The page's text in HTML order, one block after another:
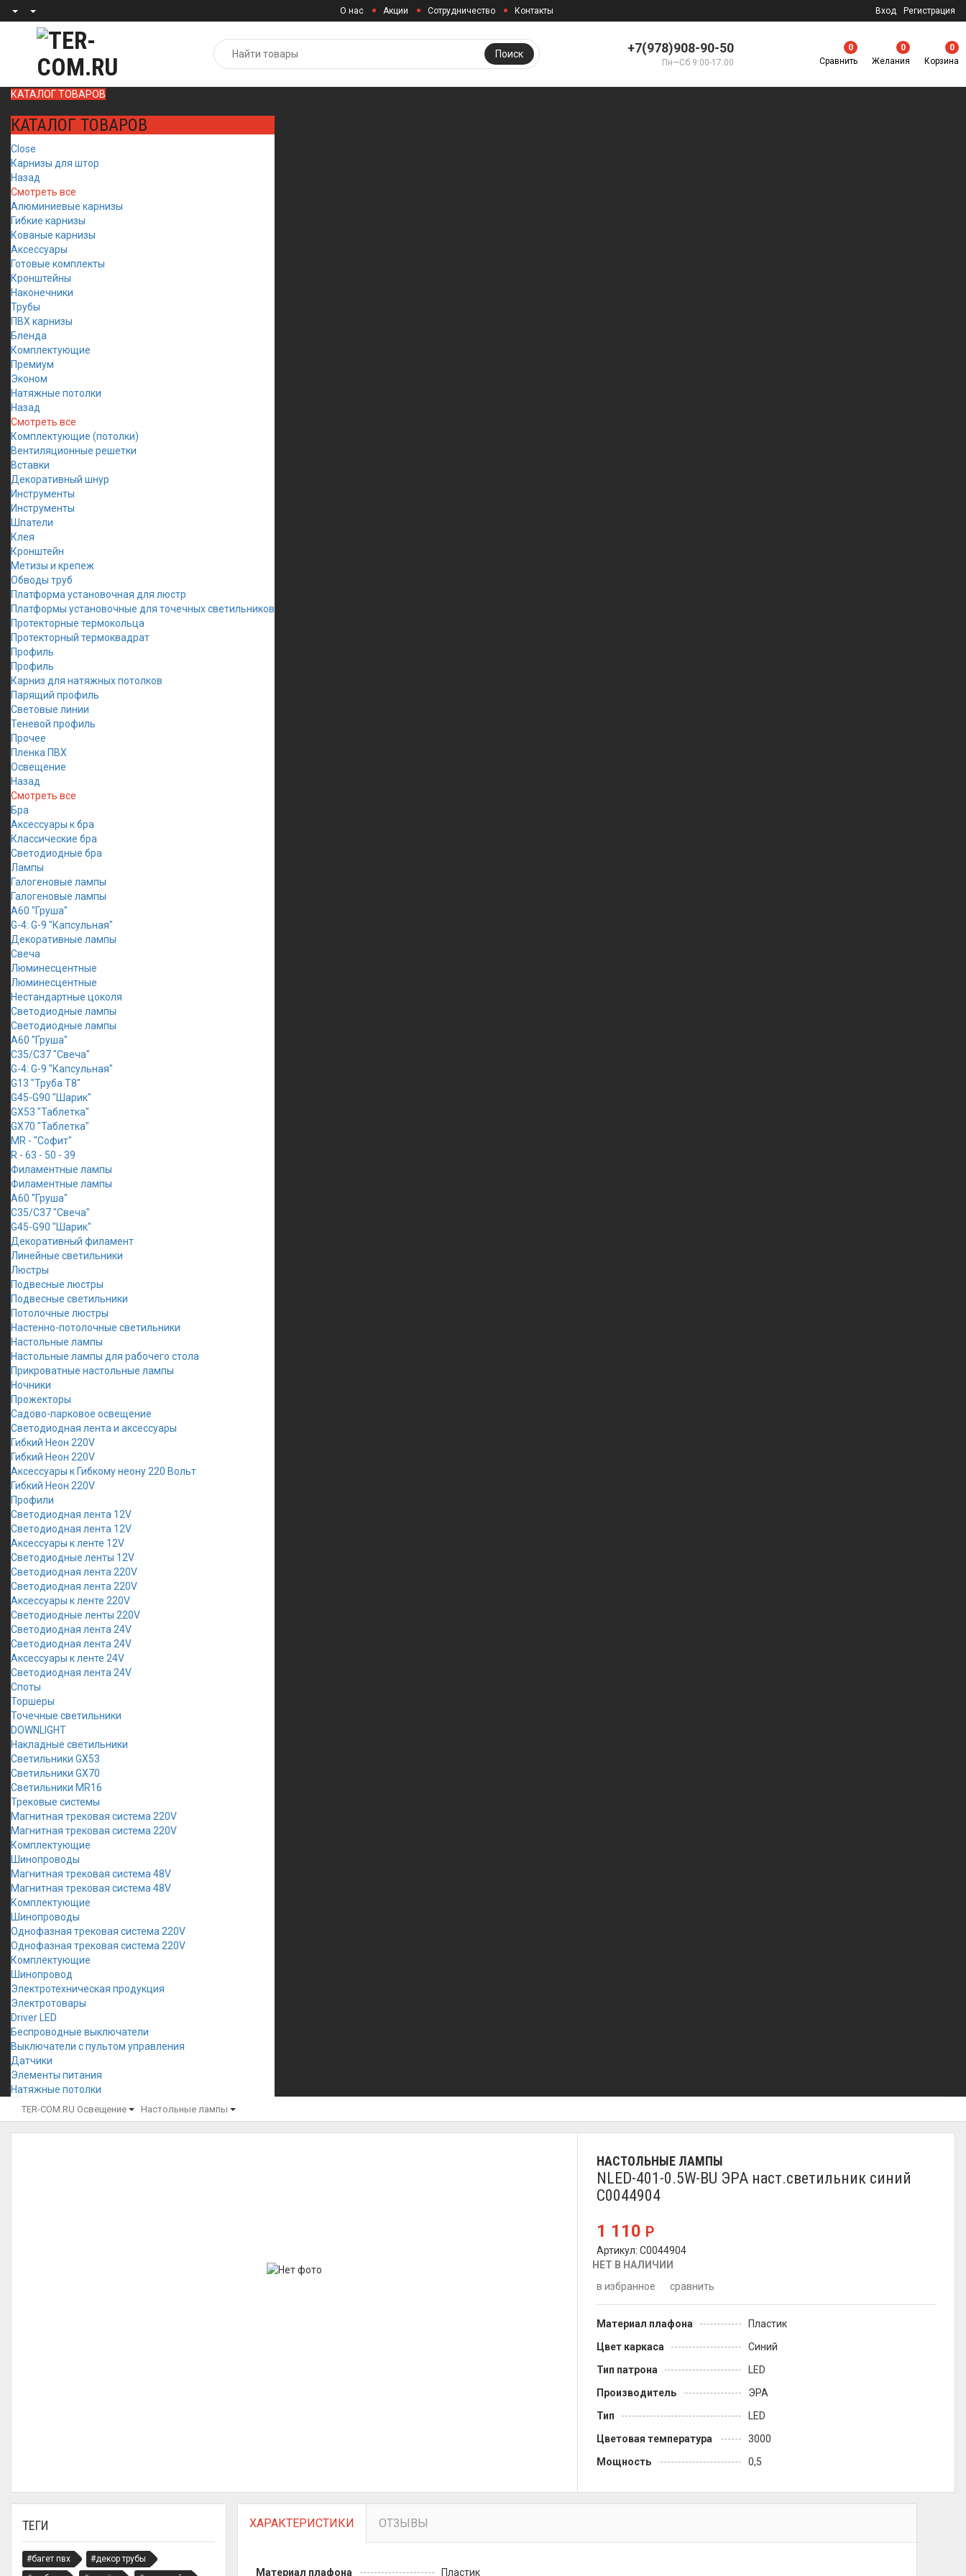
О нас Акции Сотрудничество Контакты Вход Регистрация
+7(978)908-90-50
Пн—Сб 9:00-17:00
Поиск
0
Сравнить
0
Желания
0
Корзина
КАТАЛОГ ТОВАРОВ
КАТАЛОГ ТОВАРОВ
Close
Карнизы для штор
Назад
Смотреть все
Алюминиевые карнизы
Гибкие карнизы
Кованые карнизы
Аксессуары
Готовые комплекты
Кронштейны
Наконечники
Трубы
ПВХ карнизы
Бленда
Комплектующие
Премиум
Эконом
Натяжные потолки
Назад
Смотреть все
Комплектующие (потолки)
Вентиляционные решетки
Вставки
Декоративный шнур
Инструменты
Инструменты
Шпатели
Клея
Кронштейн
Метизы и крепеж
Обводы труб
Платформа установочная для люстр
Платформы установочные для точечных светильников
Протекторные термокольца
Протекторный термоквадрат
Профиль
Профиль
Карниз для натяжных потолков
Парящий профиль
Световые линии
Теневой профиль
Прочее
Пленка ПВХ
Освещение
Назад
Смотреть все
Бра
Аксессуары к бра
Классические бра
Светодиодные бра
Лампы
Галогеновые лампы
Галогеновые лампы
A60 "Груша"
G-4: G-9 "Капсульная"
Декоративные лампы
Свеча
Люминесцентные
Люминесцентные
Нестандартные цоколя
Светодиодные лампы
Светодиодные лампы
A60 "Груша"
C35/C37 "Свеча"
G-4: G-9 "Капсульная"
G13 "Труба Т8"
G45-G90 "Шарик"
GX53 "Таблетка"
GX70 "Таблетка"
MR - "Софит"
R - 63 - 50 - 39
Филаментные лампы
Филаментные лампы
A60 "Груша"
C35/C37 "Свеча"
G45-G90 "Шарик"
Декоративный филамент
Линейные светильники
Люстры
Подвесные люстры
Подвесные светильники
Потолочные люстры
Настенно-потолочные светильники
Настольные лампы
Настольные лампы для рабочего стола
Прикроватные настольные лампы
Ночники
Прожекторы
Садово-парковое освещение
Светодиодная лента и аксессуары
Гибкий Неон 220V
Гибкий Неон 220V
Аксессуары к Гибкому неону 220 Вольт
Гибкий Неон 220V
Профили
Светодиодная лента 12V
Светодиодная лента 12V
Аксессуары к ленте 12V
Светодиодные ленты 12V
Светодиодная лента 220V
Светодиодная лента 220V
Аксессуары к ленте 220V
Светодиодные ленты 220V
Светодиодная лента 24V
Светодиодная лента 24V
Аксессуары к ленте 24V
Светодиодная лента 24V
Споты
Торшеры
Точечные светильники
DOWNLIGHT
Накладные светильники
Светильники GX53
Светильники GX70
Светильники MR16
Трековые системы
Магнитная трековая система 220V
Магнитная трековая система 220V
Комплектующие
Шинопроводы
Магнитная трековая система 48V
Магнитная трековая система 48V
Комплектующие
Шинопроводы
Однофазная трековая система 220V
Однофазная трековая система 220V
Комплектующие
Шинопровод
Электротехническая продукция
Электротовары
Driver LED
Беспроводные выключатели
Выключатели с пультом управления
Датчики
Элементы питания
Натяжные потолки
TER-COM.RU Освещение Настольные лампы
НАСТОЛЬНЫЕ ЛАМПЫ
NLED-401-0.5W-BU ЭРА наст.светильник синий
C0044904
1 110 Р
Артикул: C0044904
НЕТ В НАЛИЧИИ
в избранное
сравнить
Материал плафона
Пластик
Цвет каркаса
Синий
Тип патрона
LED
Производитель
ЭРА
Тип
LED
Цветовая температура
3000
Мощность
0,5
ТЕГИ
#багет пвх
#декор трубы
ХАРАКТЕРИСТИКИ ОТЗЫВЫ
Материал плафона Пластик